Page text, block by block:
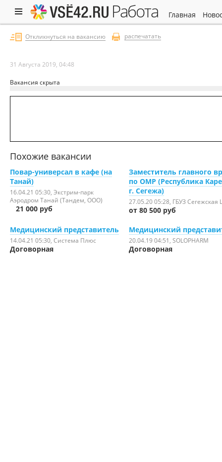
работа главная
Откликнуться на вакансию распечатать
31 Августа 2019, 04:48
Вакансия скрыта
Похожие вакансии
Повар-универсал в кафе (на
Танай)
16.04.21 05:30 , Экстрим-парк
Аэродром Танай (Тандем, ООО)
21 000 руб
Заместитель главного
по ОМР (Республика
г. Сегежа)
27.05.20 05:28 , ГБУЗ Сегежская
от 80 500 руб
Медицинский представитель
14.04.21 05:30 , Система Плюс
Договорная
Медицинский
20.04.19 04:51 , SOLOPHARM
Договорная